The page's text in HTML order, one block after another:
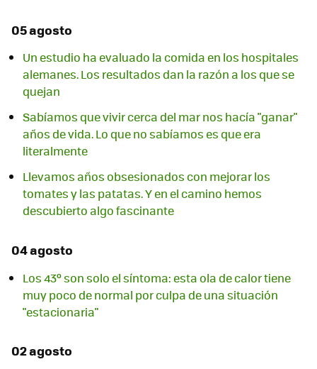
05 agosto
Un estudio ha evaluado la comida en los hospitales
alemanes. Los resultados dan la razón a los que se
quejan
Sabíamos que vivir cerca del mar nos hacía "ganar"
años de vida. Lo que no sabíamos es que era
literalmente
Llevamos años obsesionados con mejorar los
tomates y las patatas. Y en el camino hemos
descubierto algo fascinante
04 agosto
Los 43º son solo el síntoma: esta ola de calor tiene
muy poco de normal por culpa de una situación
"estacionaria"
02 agosto